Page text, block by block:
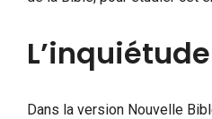
Dans la version Nouvelle